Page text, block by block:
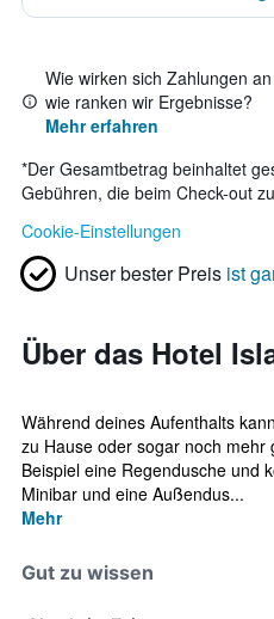
Wie wirken sich Zahlungen
wie ranken wir Ergebnisse?
Mehr erfahren
*Der Gesamtbetrag beinhaltet
Gebühren, die beim Check-out
Cookie-Einstellungen
Unser bester Preis ist
Über das Hotel
Während deines Aufenthalts
zu Hause oder sogar noch mehr
Beispiel eine Regendusche und
Minibar und eine Außendus...
Mehr
Gut zu wissen